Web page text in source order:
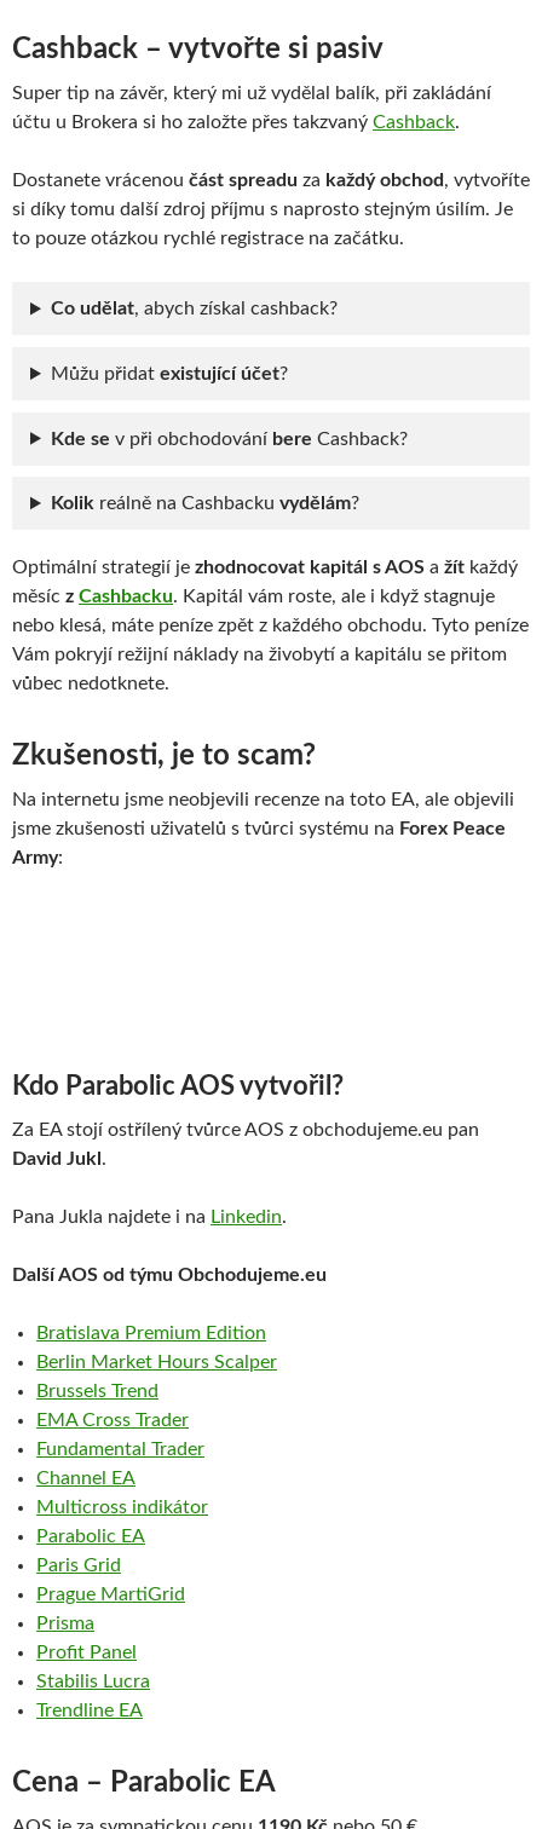
Cashback – vytvořte si pasiv
Super tip na závěr, který mi už vydělal balík, při zakládání
účtu u Brokera si ho založte přes takzvaný Cashback.
Dostanete vrácenou část spreadu za každý obchod, vytvoříte
si díky tomu další zdroj příjmu s naprosto stejným úsilím. Je
to pouze otázkou rychlé registrace na začátku.
Co udělat, abych získal cashback?
Můžu přidat existující účet?
Kde se v při obchodování bere Cashback?
Kolik reálně na Cashbacku vydělám?
Optimální strategií je zhodnocovat kapitál s AOS a žít každý
měsíc z Cashbacku. Kapitál vám roste, ale i když stagnuje
nebo klesá, máte peníze zpět z každého obchodu. Tyto peníze
Vám pokryjí režijní náklady na živobytí a kapitálu se přitom
vůbec nedotknete.
Zkušenosti, je to scam?
Na internetu jsme neobjevili recenze na toto EA, ale objevili
jsme zkušenosti uživatelů s tvůrci systému na Forex Peace
Army:
Kdo Parabolic AOS vytvořil?
Za EA stojí ostřílený tvůrce AOS z obchodujeme.eu pan
David Jukl .
Pana Jukla najdete i na Linkedin.
Další AOS od týmu Obchodujeme.eu
Bratislava Premium Edition
Berlin Market Hours Scalper
Brussels Trend
EMA Cross Trader
Fundamental Trader
Channel EA
Multicross indikátor
Parabolic EA
Paris Grid
Prague MartiGrid
Prisma
Profit Panel
Stabilis Lucra
Trendline EA
Cena – Parabolic EA